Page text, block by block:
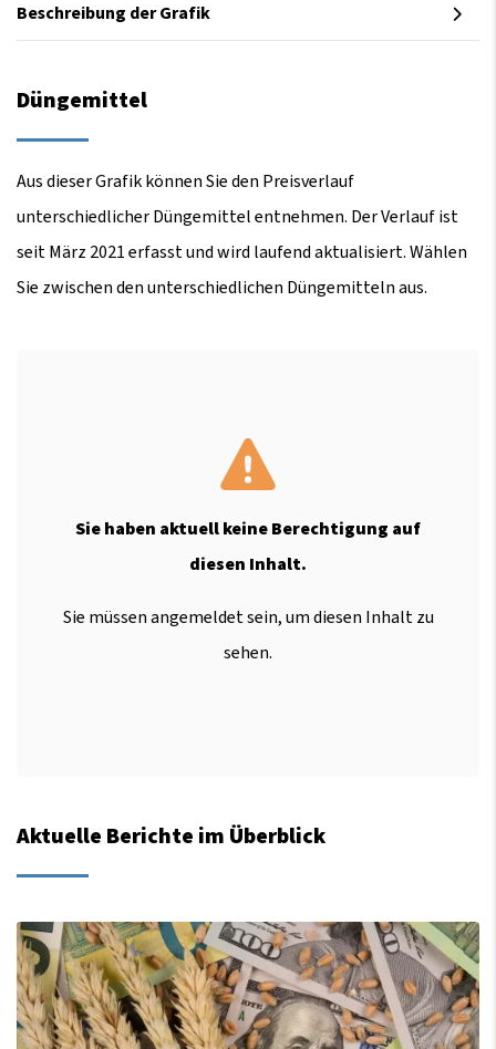
Beschreibung der Grafik
Düngemittel
Aus dieser Grafik können Sie den Preisverlauf
unterschiedlicher Düngemittel entnehmen. Der Verlauf ist
seit März 2021 erfasst und wird laufend aktualisiert. Wählen
Sie zwischen den unterschiedlichen Düngemitteln aus.
Sie haben aktuell keine Berechtigung auf
diesen Inhalt.
Sie müssen angemeldet sein, um diesen Inhalt zu
sehen.
Aktuelle Berichte im Überblick